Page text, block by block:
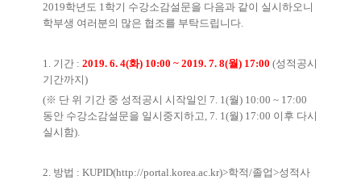
2019학년도 1학기 수강소감설문을 다음과 같이 실시하오니
학부생 여러분의 많은 협조를 부탁드립니다.
1. 기간 : 2019. 6. 4(화) 10:00 ~ 2019. 7. 8(월) 17:00 (성적공시
기간까지)
(※ 단 위 기간 중 성적공시 시작일인 7. 1(월) 10:00 ~ 17:00
동안 수강소감설문을 일시중지하고, 7. 1(월) 17:00 이후 다시
실시함).
2. 방법 : KUPID(http://portal.korea.ac.kr)>학적/졸업>성적사